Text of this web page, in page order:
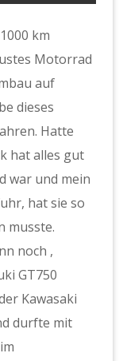
km
Motorrad
auf
dieses
Hatte
hat alles gut
war und mein
hat sie so
musste.
noch ,
GT750
Kawasaki
durfte mit